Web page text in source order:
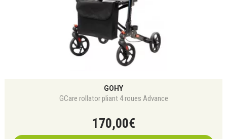
GOHY
GCare rollator pliant 4 roues Advance
170,00€